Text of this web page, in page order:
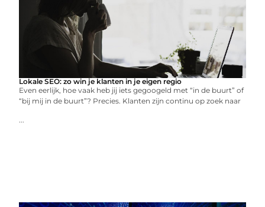
Lokale SEO: zo win je klanten in je eigen regio
Even eerlijk, hoe vaak heb jij iets gegoogeld met “in de buurt” of
“bij mij in de buurt”? Precies. Klanten zijn continu op zoek naar
...